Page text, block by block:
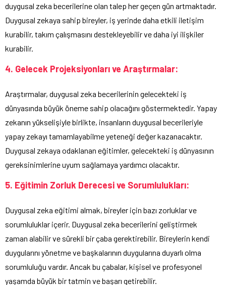
duygusal zeka becerilerine olan talep her geçen gün artmaktadır.
Duygusal zekaya sahip bireyler, iş yerinde daha etkili iletişim
kurabilir, takım çalışmasını destekleyebilir ve daha iyi ilişkiler
kurabilir.
4. Gelecek Projeksiyonları ve Araştırmalar:
Araştırmalar, duygusal zeka becerilerinin gelecekteki iş
dünyasında büyük öneme sahip olacağını göstermektedir. Yapay
zekanın yükselişiyle birlikte, insanların duygusal becerileriyle
yapay zekayı tamamlayabilme yeteneği değer kazanacaktır.
Duygusal zekaya odaklanan eğitimler, gelecekteki iş dünyasının
gereksinimlerine uyum sağlamaya yardımcı olacaktır.
5. Eğitimin Zorluk Derecesi ve Sorumlulukları:
Duygusal zeka eğitimi almak, bireyler için bazı zorluklar ve
sorumluluklar içerir. Duygusal zeka becerilerini geliştirmek
zaman alabilir ve sürekli bir çaba gerektirebilir. Bireylerin kendi
duygularını yönetme ve başkalarının duygularına duyarlı olma
sorumluluğu vardır. Ancak bu çabalar, kişisel ve profesyonel
yaşamda büyük bir tatmin ve başarı getirebilir.